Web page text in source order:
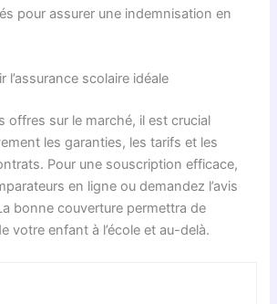
pour assurer une indemnisation en
l’assurance scolaire idéale
offres sur le marché, il est crucial
les garanties, les tarifs et les
Pour une souscription efficace,
en ligne ou demandez l’avis
bonne couverture permettra de
votre enfant à l’école et au-delà.